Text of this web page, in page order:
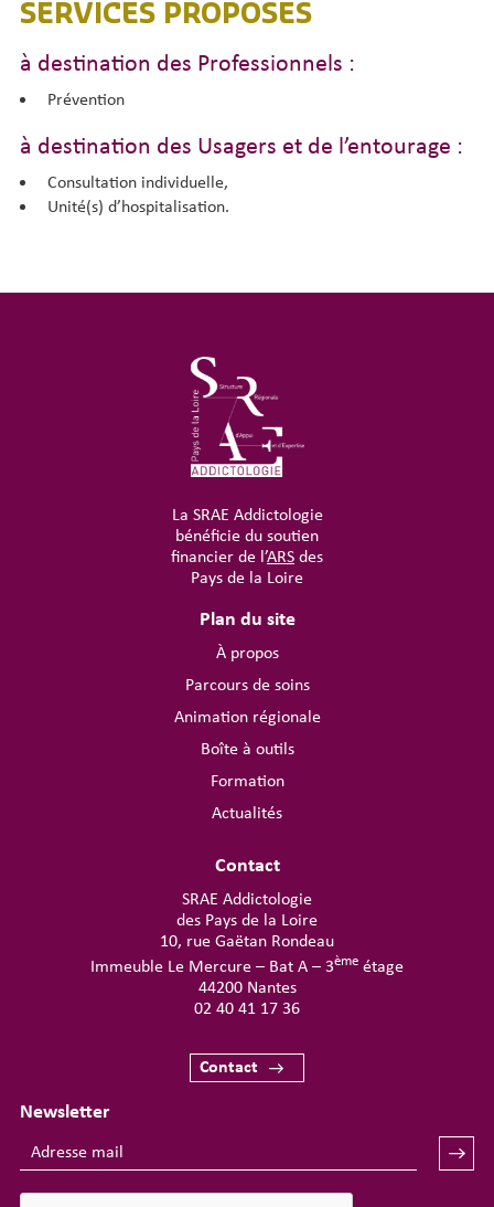
SERVICES PROPOSÉS
à destination des Professionnels :
Prévention
à destination des Usagers et de l’entourage :
Consultation individuelle,
Unité(s) d’hospitalisation.
La SRAE Addictologie
bénéficie du soutien
financier de l’ARS des
Pays de la Loire
Plan du site
À propos
Parcours de soins
Animation régionale
Boîte à outils
Formation
Actualités
Contact
SRAE Addictologie
des Pays de la Loire
10, rue Gaëtan Rondeau
Immeuble Le Mercure – Bat A – 3ème étage
44200 Nantes
02 40 41 17 36
Contact
Newsletter